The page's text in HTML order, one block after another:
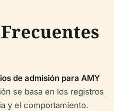
de admisión para AMY
se basa en los registros
y el comportamiento.